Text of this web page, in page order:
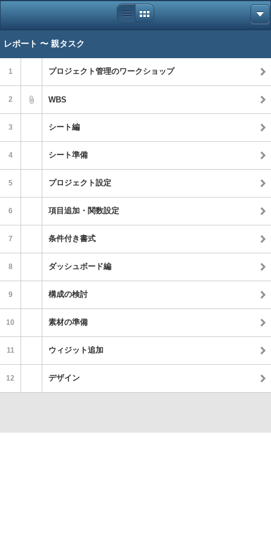
レポート 〜 親タスク
1 プロジェクト管理のワークショップ
2 WBS
3 シート編
4 シート準備
5 プロジェクト設定
6 項目追加・関数設定
7 条件付き書式
8 ダッシュボード編
9 構成の検討
10 素材の準備
11 ウィジット追加
12 デザイン